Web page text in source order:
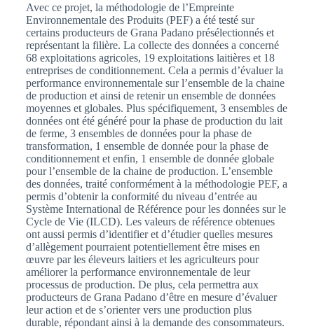
Avec ce projet, la méthodologie de l’Empreinte
Environnementale des Produits (PEF) a été testé sur
certains producteurs de Grana Padano présélectionnés et
représentant la filière. La collecte des données a concerné
68 exploitations agricoles, 19 exploitations laitières et 18
entreprises de conditionnement. Cela a permis d’évaluer la
performance environnementale sur l’ensemble de la chaine
de production et ainsi de retenir un ensemble de données
moyennes et globales. Plus spécifiquement, 3 ensembles de
données ont été généré pour la phase de production du lait
de ferme, 3 ensembles de données pour la phase de
transformation, 1 ensemble de donnée pour la phase de
conditionnement et enfin, 1 ensemble de donnée globale
pour l’ensemble de la chaine de production. L’ensemble
des données, traité conformément à la méthodologie PEF, a
permis d’obtenir la conformité du niveau d’entrée au
Système International de Référence pour les données sur le
Cycle de Vie (ILCD). Les valeurs de référence obtenues
ont aussi permis d’identifier et d’étudier quelles mesures
d’allègement pourraient potentiellement être mises en
œuvre par les éleveurs laitiers et les agriculteurs pour
améliorer la performance environnementale de leur
processus de production. De plus, cela permettra aux
producteurs de Grana Padano d’être en mesure d’évaluer
leur action et de s’orienter vers une production plus
durable, répondant ainsi à la demande des consommateurs.